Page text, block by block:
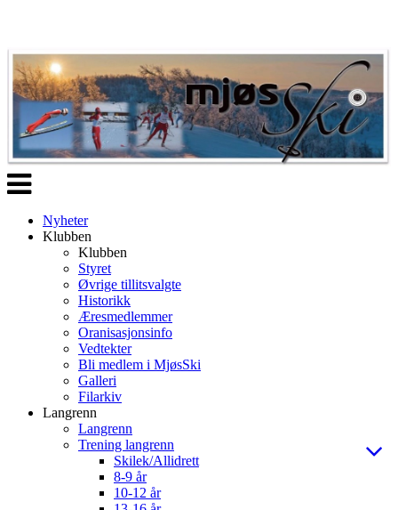
Veksle
navigasjon
Nyheter
Klubben
Klubben
Styret
Øvrige tillitsvalgte
Historikk
Æresmedlemmer
Oranisasjonsinfo
Vedtekter
Bli medlem i MjøsSki
Galleri
Filarkiv
Langrenn
Langrenn
Trening langrenn
Skilek/Allidrett
8-9 år
10-12 år